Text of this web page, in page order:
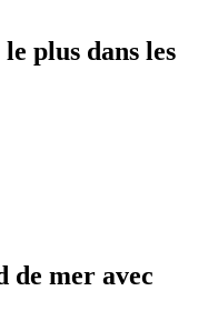
plus dans les
de mer avec